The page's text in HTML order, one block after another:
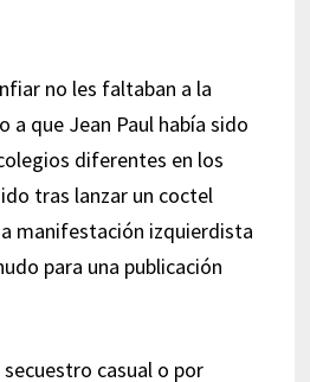
no les faltaban a la
a que Jean Paul había sido
diferentes en los
tras lanzar un coctel
manifestación izquierdista
para una publicación
casual o por